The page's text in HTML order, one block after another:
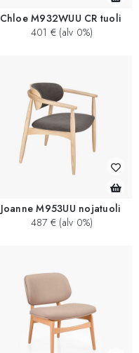
Chloe M932WUU CR tuoli
401 € (alv 0%)
Joanne M953UU nojatuoli
487 € (alv 0%)